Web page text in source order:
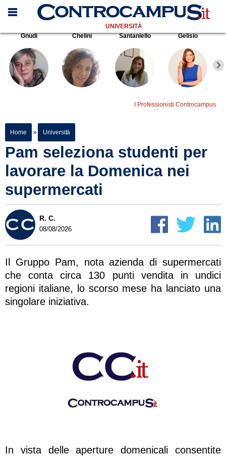
UNIVERSITÀ
Gnudi
Chelini Santaniello Gelisio
I Professionisti Controcampus
Home » Università
Pam seleziona studenti per
lavorare la Domenica nei
supermercati
R. C.
08/08/2026
Il Gruppo Pam, nota azienda di supermercati
che conta circa 130 punti vendita in undici
regioni italiane, lo scorso mese ha lanciato una
singolare iniziativa.
In vista delle aperture domenicali consentite